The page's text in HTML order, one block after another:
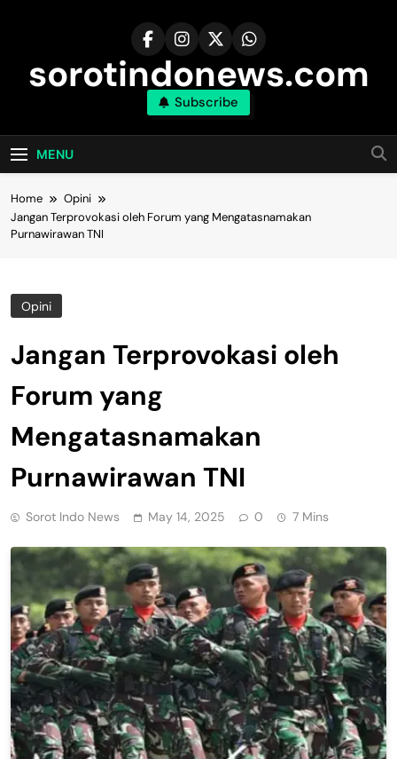
sorotindonews.com
Subscribe
MENU
Home
Opini
Jangan Terprovokasi oleh Forum yang Mengatasnamakan
Purnawirawan TNI
Opini
Jangan Terprovokasi oleh
Forum yang
Mengatasnamakan
Purnawirawan TNI
Sorot Indo News May 14, 2025 0 7 Mins